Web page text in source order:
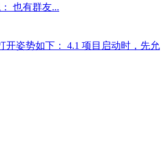
也有群友...
姿势如下： 4.1 项目启动时，先允